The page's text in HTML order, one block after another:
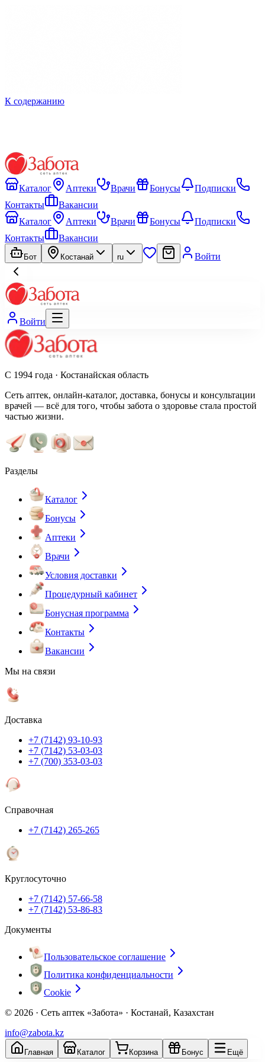
К содержанию
Каталог Аптеки Врачи Бонусы
Подписки
Контакты
Вакансии
Каталог
Аптеки Врачи Бонусы
Подписки
Контакты
Вакансии
Бот Костанай ru Войти
Войти
С 1994 года · Костанайская область
Сеть аптек, онлайн-каталог, доставка, бонусы и консультации
врачей — всё для того, чтобы забота о здоровье стала простой
частью жизни.
Разделы
Каталог
Бонусы
Аптеки
Врачи
Условия доставки
Процедурный кабинет
Бонусная программа
Контакты
Вакансии
Мы на связи
Доставка
+7 (7142) 93-10-93
+7 (7142) 53-03-03
+7 (700) 353-03-03
Справочная
+7 (7142) 265-265
Круглосуточно
+7 (7142) 57-66-58
+7 (7142) 53-86-83
Документы
Пользовательское соглашение
Политика конфиденциальности
Cookie
© 2026 · Сеть аптек «Забота» · Костанай, Казахстан
info@zabota.kz
Главная Каталог Корзина Бонус Ещё